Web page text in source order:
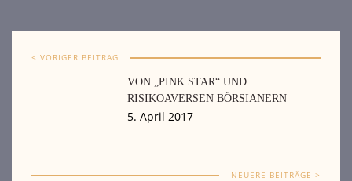
< VORIGER BEITRAG
VON „PINK STAR“ UND
RISIKOAVERSEN BÖRSIANERN
5. April 2017
NEUERE BEITRÄGE >